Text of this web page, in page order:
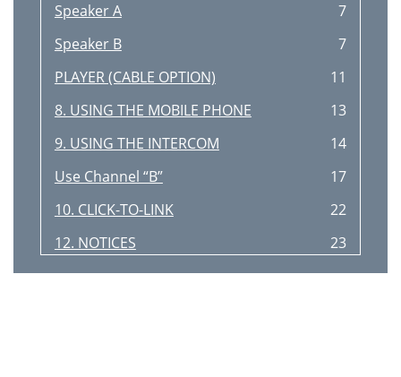
Speaker A
7
Speaker B
7
PLAYER (CABLE OPTION)
11
8. USING THE MOBILE PHONE
13
9. USING THE INTERCOM
14
Use Channel “B”
17
10. CLICK-TO-LINK
22
12. NOTICES
23
11. SUPPORT
23